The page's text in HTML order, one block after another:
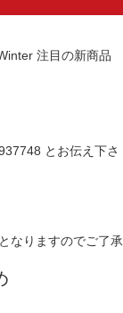
とお伝え下さ
なりますのでご了承